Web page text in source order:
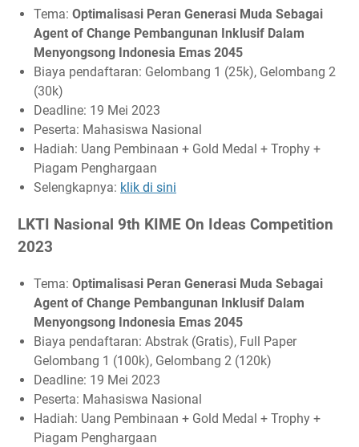
Tema: Optimalisasi Peran Generasi Muda Sebagai
Agent of Change Pembangunan Inklusif Dalam
Menyongsong Indonesia Emas 2045
Biaya pendaftaran: Gelombang 1 (25k), Gelombang 2
(30k)
Deadline: 19 Mei 2023
Peserta: Mahasiswa Nasional
Hadiah: Uang Pembinaan + Gold Medal + Trophy +
Piagam Penghargaan
Selengkapnya: klik di sini
LKTI Nasional 9th KIME On Ideas Competition
2023
Tema: Optimalisasi Peran Generasi Muda Sebagai
Agent of Change Pembangunan Inklusif Dalam
Menyongsong Indonesia Emas 2045
Biaya pendaftaran: Abstrak (Gratis), Full Paper
Gelombang 1 (100k), Gelombang 2 (120k)
Deadline: 19 Mei 2023
Peserta: Mahasiswa Nasional
Hadiah: Uang Pembinaan + Gold Medal + Trophy +
Piagam Penghargaan